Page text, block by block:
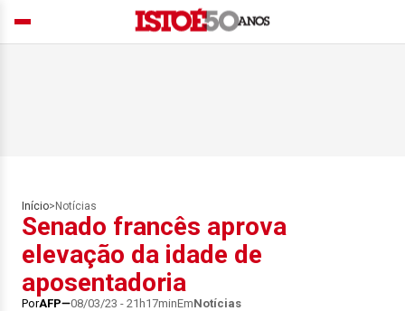
Início> Notícias
Senado francês aprova
elevação da idade de
aposentadoria
PorAFP 08/03/23 - 21h17minEmNotícias